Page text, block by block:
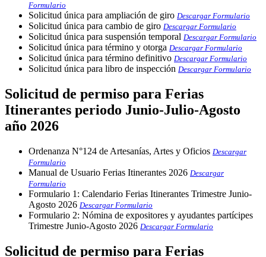
Formulario
Solicitud única para ampliación de giro Descargar Formulario
Solicitud única para cambio de giro Descargar Formulario
Solicitud única para suspensión temporal Descargar Formulario
Solicitud única para término y otorga Descargar Formulario
Solicitud única para término definitivo Descargar Formulario
Solicitud única para libro de inspección Descargar Formulario
Solicitud de permiso para Ferias
Itinerantes periodo Junio-Julio-Agosto
año 2026
Ordenanza N°124 de Artesanías, Artes y Oficios Descargar
Formulario
Manual de Usuario Ferias Itinerantes 2026 Descargar
Formulario
Formulario 1: Calendario Ferias Itinerantes Trimestre Junio-
Agosto 2026 Descargar Formulario
Formulario 2: Nómina de expositores y ayudantes partícipes
Trimestre Junio-Agosto 2026 Descargar Formulario
Solicitud de permiso para Ferias